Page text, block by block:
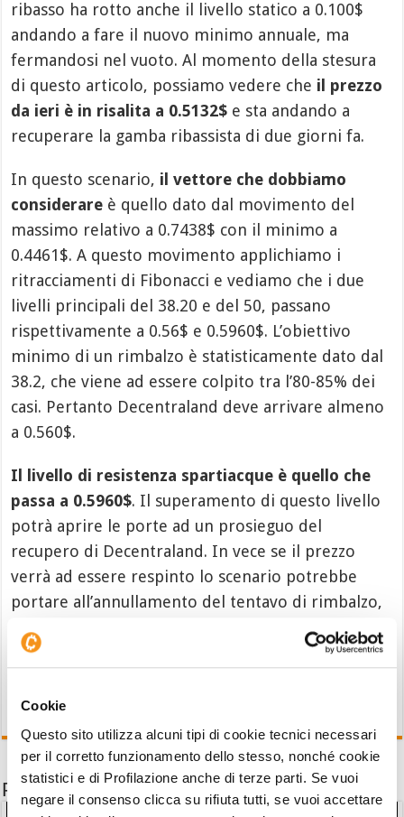
Cookie
Questo sito utilizza alcuni tipi di cookie tecnici necessari
per il corretto funzionamento dello stesso, nonché cookie
statistici e di Profilazione anche di terze parti. Se vuoi
negare il consenso clicca su rifiuta tutti, se vuoi accettare
ribasso ha rotto anche il livello statico a 0.100$
andando a fare il nuovo minimo annuale, ma
fermandosi nel vuoto. Al momento della stesura
di questo articolo, possiamo vedere che il prezzo
da ieri è in risalita a 0.5132$ e sta andando a
recuperare la gamba ribassista di due giorni fa.
In questo scenario, il vettore che dobbiamo
considerare è quello dato dal movimento del
massimo relativo a 0.7438$ con il minimo a
0.4461$. A questo movimento applichiamo i
ritracciamenti di Fibonacci e vediamo che i due
livelli principali del 38.20 e del 50, passano
rispettivamente a 0.56$ e 0.5960$. L’obiettivo
minimo di un rimbalzo è statisticamente dato dal
38.2, che viene ad essere colpito tra l’80-85% dei
casi. Pertanto Decentraland deve arrivare almeno
a 0.560$.
Il livello di resistenza spartiacque è quello che
passa a 0.5960$. Il superamento di questo livello
potrà aprire le porte ad un prosieguo del
recupero di Decentraland. In vece se il prezzo
verrà ad essere respinto lo scenario potrebbe
portare all’annullamento del tentavo di rimbalzo,
Potrebbe interessarti anche